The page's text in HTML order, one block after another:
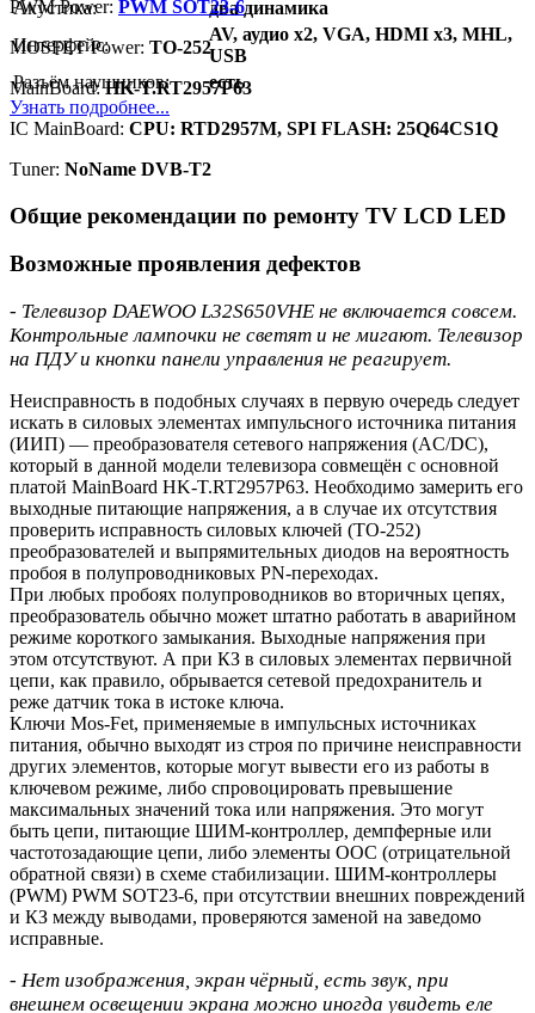
Акустика:
два динамика
Интерфейс:
AV, аудио x2, VGA, HDMI x3, MHL,
USB
Разъём наушников:
есть
Узнать подробнее...
PWM Power: PWM SOT23-6
MOSFET Power: TO-252
MainBoard:HK-T.RT2957P63
IC MainBoard: CPU: RTD2957M, SPI FLASH: 25Q64CS1Q
Тuner: NoName DVB-T2
Общие рекомендации по ремонту TV LCD LED
Возможные проявления дефектов
- Телевизор DAEWOO L32S650VHE не включается совсем.
Контрольные лампочки не светят и не мигают. Телевизор
на ПДУ и кнопки панели управления не реагирует.
Неисправность в подобных случаях в первую очередь следует
искать в силовых элементах импульсного источника питания
(ИИП) — преобразователя сетевого напряжения (AC/DC),
который в данной модели телевизора совмещён с основной
платой MainBoard HK-T.RT2957P63. Необходимо замерить его
выходные питающие напряжения, а в случае их отсутствия
проверить исправность силовых ключей (TO-252)
преобразователей и выпрямительных диодов на вероятность
пробоя в полупроводниковых PN-переходах.
При любых пробоях полупроводников во вторичных цепях,
преобразователь обычно может штатно работать в аварийном
режиме короткого замыкания. Выходные напряжения при
этом отсутствуют. А при КЗ в силовых элементах первичной
цепи, как правило, обрывается сетевой предохранитель и
реже датчик тока в истоке ключа.
Ключи Mos-Fet, применяемые в импульсных источниках
питания, обычно выходят из строя по причине неисправности
других элементов, которые могут вывести его из работы в
ключевом режиме, либо спровоцировать превышение
максимальных значений тока или напряжения. Это могут
быть цепи, питающие ШИМ-контроллер, демпферные или
частотозадающие цепи, либо элементы ООС (отрицательной
обратной связи) в схеме стабилизации. ШИМ-контроллеры
(PWM) PWM SOT23-6, при отсутствии внешних повреждений
и КЗ между выводами, проверяются заменой на заведомо
исправные.
- Нет изображения, экран чёрный, есть звук, при
внешнем освещении экрана можно иногда увидеть еле